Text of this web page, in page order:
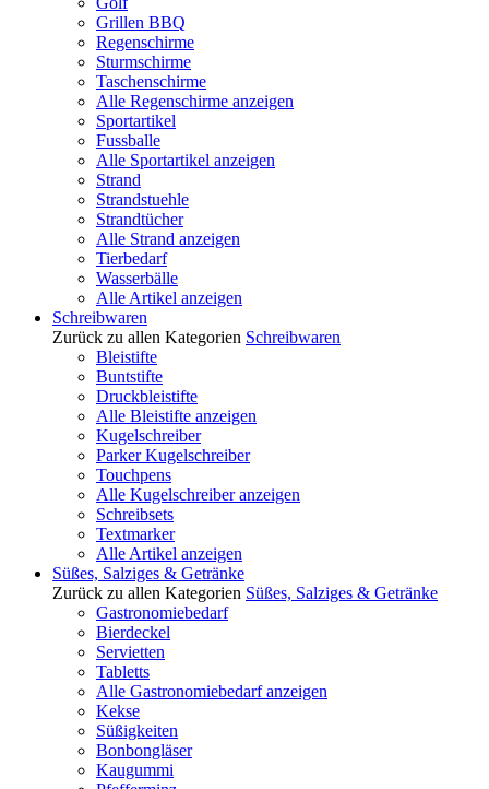
Grillen BBQ
Regenschirme
Sturmschirme
Taschenschirme
Alle Regenschirme anzeigen
Sportartikel
Fussballe
Alle Sportartikel anzeigen
Strand
Strandstuehle
Strandtücher
Alle Strand anzeigen
Tierbedarf
Wasserbälle
Alle Artikel anzeigen
Schreibwaren
Zurück zu allen Kategorien Schreibwaren
Bleistifte
Buntstifte
Druckbleistifte
Alle Bleistifte anzeigen
Kugelschreiber
Parker Kugelschreiber
Touchpens
Alle Kugelschreiber anzeigen
Schreibsets
Textmarker
Alle Artikel anzeigen
Süßes, Salziges & Getränke
Zurück zu allen Kategorien Süßes, Salziges & Getränke
Gastronomiebedarf
Bierdeckel
Servietten
Tabletts
Alle Gastronomiebedarf anzeigen
Kekse
Süßigkeiten
Bonbongläser
Kaugummi